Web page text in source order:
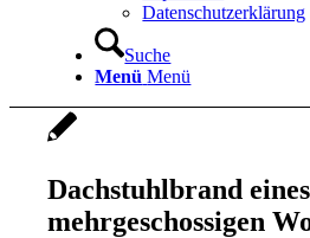
Datenschutzerklärung
Suche
Menü Menü
Dachstuhlbrand eines
mehrgeschossigen